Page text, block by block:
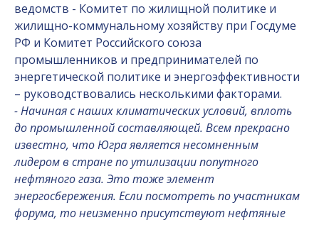
ведомств - Комитет по жилищной политике и
жилищно-коммунальному хозяйству при Госдуме
РФ и Комитет Российского союза
промышленников и предпринимателей по
энергетической политике и энергоэффективности
– руководствовались несколькими факторами.
- Начиная с наших климатических условий, вплоть
до промышленной составляющей. Всем прекрасно
известно, что Югра является несомненным
лидером в стране по утилизации попутного
нефтяного газа. Это тоже элемент
энергосбережения. Если посмотреть по участникам
форума, то неизменно присутствуют нефтяные